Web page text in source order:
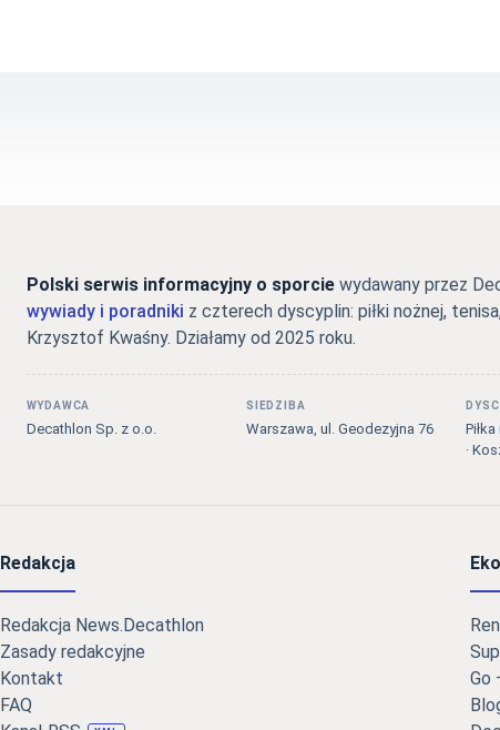
Polski serwis informacyjny o sporciewydawany przez
wywiady i poradniki z czterech dyscyplin: piłki nożnej,
Krzysztof Kwaśny. Działamy od 2025 roku.
WYDAWCA
Decathlon Sp. z o.o.
SIEDZIBA
Warszawa, ul. Geodezyjna 76
·
Redakcja
Redakcja News.Decathlon
Zasady redakcyjne
Kontakt
FAQ
Go